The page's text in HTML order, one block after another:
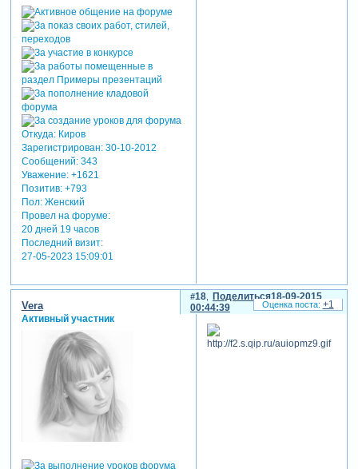
Откуда:Киров
Зарегистрирован: 30-10-2012
Сообщений:343
Уважение: +1621
Позитив: +793
Пол:Женский
Провел на форуме:
20 дней 19 часов
Последний визит:
27-05-2023 15:09:01
Поделиться
18
18-09-2015
00:44:39
Vera
Активный участник
+1